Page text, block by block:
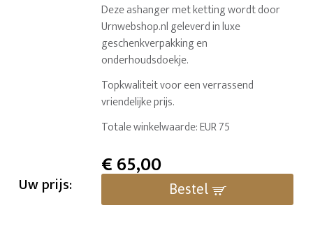
Deze ashanger met ketting wordt door
Urnwebshop.nl geleverd in luxe
geschenkverpakking en
onderhoudsdoekje.
Topkwaliteit voor een verrassend
vriendelijke prijs.
Totale winkelwaarde: EUR 75
Uw prijs:
€65,00
Bestel